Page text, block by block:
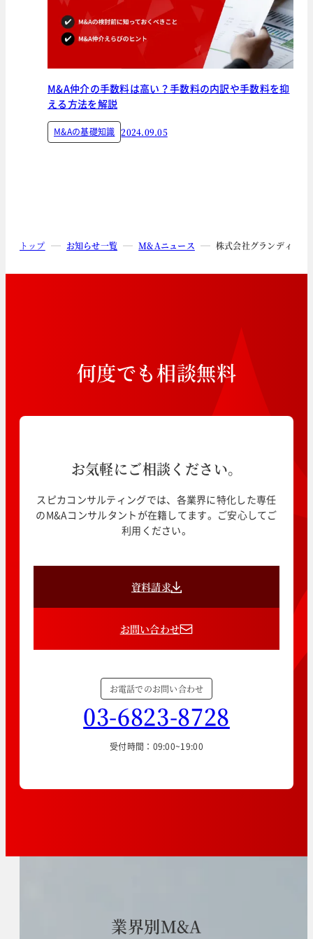
M&A仲介の手数料は高い？手数料の内訳や手数料を抑
える方法を解説
M&Aの基礎知識 2024.09.05
トップ お知らせ一覧 M&Aニュース 株式会社グランディー
何度でも相談無料
お気軽にご相談ください。
スピカコンサルティングでは、各業界に特化した専任
のM&Aコンサルタントが在籍してます。ご安心してご
利用ください。
資料請求
お問い合わせ
お電話でのお問い合わせ
03-6823-8728
受付時間：09:00~19:00
業界別M&A